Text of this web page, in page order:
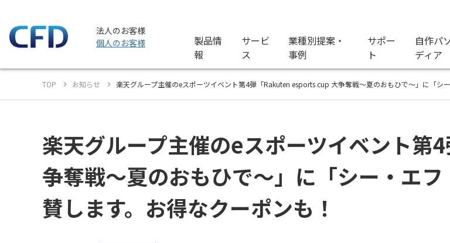
法人のお客様
個人のお客様
製品情
報
サービ
ス
業種別提案・
事例
サポー
ト
自作パ
ディア
TOP お知らせ 楽天グループ主催のeスポーツイベント第4弾「Rakuten esports cup 大争奪戦～夏のおもひで～」に「シ
楽天グループ主催のeスポーツイベント
争奪戦～夏のおもひで～」に「シー・エ
賛します。お得なクーポンも！